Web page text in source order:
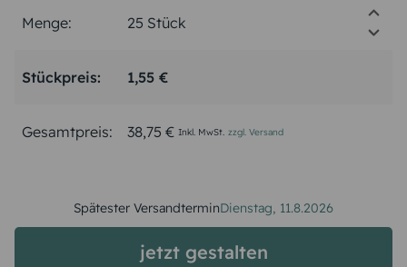
Menge:
Stückpreis: 1,55 €
Gesamtpreis: 38,75 € Inkl. MwSt. zzgl. Versand
Spätester VersandterminDienstag, 11.8.2026
jetzt gestalten